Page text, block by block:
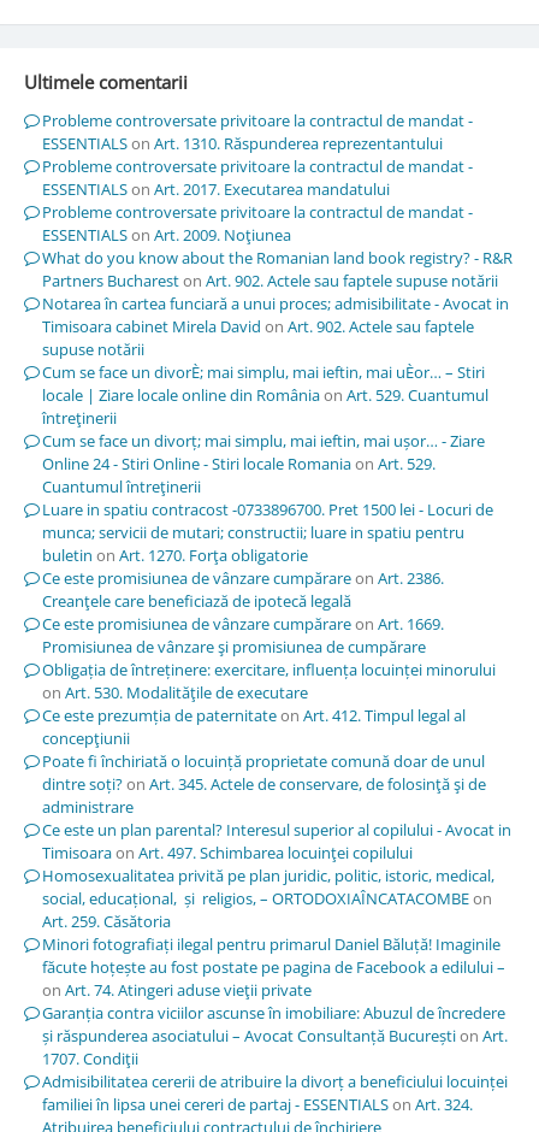
Ultimele comentarii
Probleme controversate privitoare la contractul de mandat -
ESSENTIALSon Art. 1310. Răspunderea reprezentantului
Probleme controversate privitoare la contractul de mandat -
ESSENTIALSon Art. 2017. Executarea mandatului
Probleme controversate privitoare la contractul de mandat -
ESSENTIALSon Art. 2009. Noţiunea
What do you know about the Romanian land book registry? - R&R
Partners Buchareston Art. 902. Actele sau faptele supuse notării
Notarea în cartea funciară a unui proces; admisibilitate - Avocat in
Timisoara cabinet Mirela David on Art. 902. Actele sau faptele
supuse notării
Cum se face un divorÈ; mai simplu, mai ieftin, mai uÈor… – Stiri
locale | Ziare locale online din Româniaon Art. 529. Cuantumul
întreţinerii
Cum se face un divorț; mai simplu, mai ieftin, mai ușor… - Ziare
Online 24 - Stiri Online - Stiri locale Romaniaon Art. 529.
Cuantumul întreţinerii
Luare in spatiu contracost -0733896700. Pret 1500 lei - Locuri de
munca; servicii de mutari; constructii; luare in spatiu pentru
buletin on Art. 1270. Forţa obligatorie
Ce este promisiunea de vânzare cumpărareon Art. 2386.
Creanţele care beneficiază de ipotecă legală
Ce este promisiunea de vânzare cumpărareon Art. 1669.
Promisiunea de vânzare şi promisiunea de cumpărare
Obligația de întreținere: exercitare, influența locuinței minorului
on Art. 530. Modalităţile de executare
Ce este prezumția de paternitateon Art. 412. Timpul legal al
concepţiunii
Poate fi închiriată o locuință proprietate comună doar de unul
dintre soți?on Art. 345. Actele de conservare, de folosinţă şi de
administrare
Ce este un plan parental? Interesul superior al copilului - Avocat in
Timisoaraon Art. 497. Schimbarea locuinţei copilului
Homosexualitatea privită pe plan juridic, politic, istoric, medical,
social, educațional, și religios, – ORTODOXIAÎNCATACOMBEon
Art. 259. Căsătoria
Minori fotografiați ilegal pentru primarul Daniel Băluță! Imaginile
făcute hoțește au fost postate pe pagina de Facebook a edilului –
on Art. 74. Atingeri aduse vieţii private
Garanția contra viciilor ascunse în imobiliare: Abuzul de încredere
și răspunderea asociatului – Avocat Consultanță Bucureștion Art.
1707. Condiţii
Admisibilitatea cererii de atribuire la divorț a beneficiului locuinței
familiei în lipsa unei cereri de partaj - ESSENTIALSon Art. 324.
Atribuirea beneficiului contractului de închiriere